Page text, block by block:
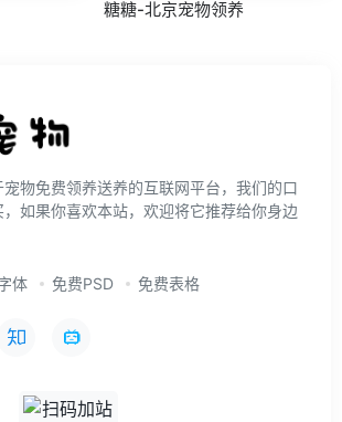
糖糖-北京宠物领养
物免费领养送养的互联网平台，我们的口
如果你喜欢本站，欢迎将它推荐给你身边
体 免费PSD 免费表格